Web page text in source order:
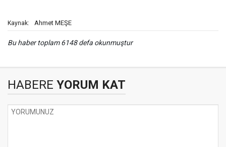
Kaynak: Ahmet MEŞE
Bu haber toplam 6148 defa okunmuştur
HABERE YORUM KAT